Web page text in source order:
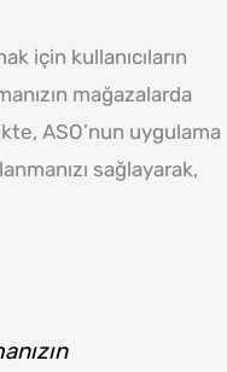
için kullanıcıların
mağazalarda
ASO’nun uygulama
sağlayarak,